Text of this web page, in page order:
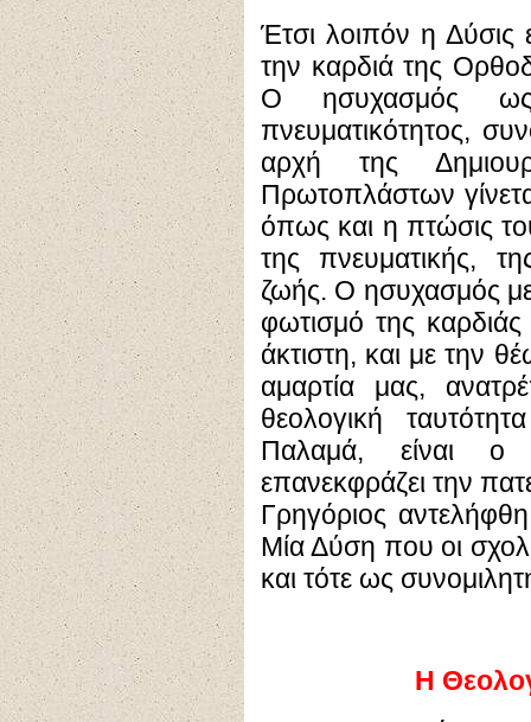
Έτσι λοιπόν η Δύσις
την καρδιά της
Ο ησυχασμός
πνευματικότητος,
αρχή της
Πρωτοπλάστων
όπως και η πτώσις
της πνευματικής,
ζωής. Ο ησυχασμός
φωτισμό της
άκτιστη, και με την
αμαρτία μας,
θεολογική
Παλαμά, είναι ο
επανεκφράζει την
Γρηγόριος
Μία Δύση που οι
και τότε ως
Η